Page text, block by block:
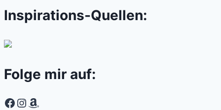
Inspirations-Quellen:
Folge mir auf:
Facebook
Instagram
Amazon